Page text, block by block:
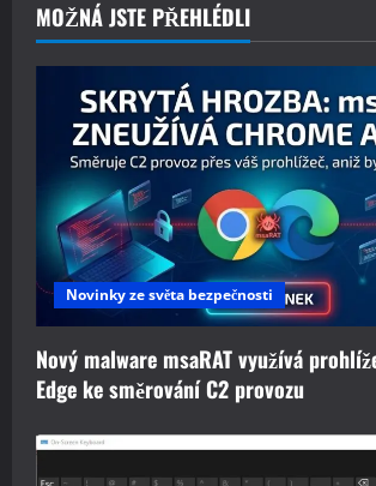
MOŽNÁ JSTE PŘEHLÉDLI
Novinky ze světa bezpečnosti
Nový malware msaRAT využívá
Edge ke směrování C2 provozu